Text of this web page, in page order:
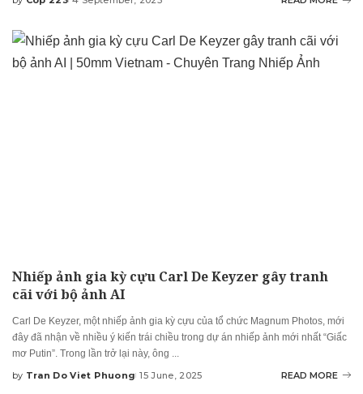
Posted
Nhiếp ảnh gia kỳ cựu Carl De Keyzer gây tranh
cãi với bộ ảnh AI
Carl De Keyzer, một nhiếp ảnh gia kỳ cựu của tổ chức Magnum Photos, mới
đây đã nhận về nhiều ý kiến trái chiều trong dự án nhiếp ảnh mới nhất “Giấc
mơ Putin”. Trong lần trở lại này, ông
Posted
by Tran Do Viet Phuong 15 June, 2025 READ MORE